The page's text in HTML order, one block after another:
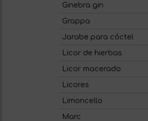
Ginebra gin
Grappa
Jarabe para cóctel
Licor de hierbas
Licor macerado
Licores
Limoncello
Marc